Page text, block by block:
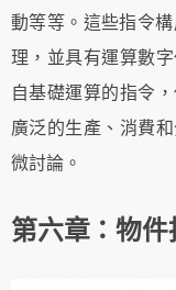
動等等。這些指令
理，並具有運算數
自基礎運算的指令
廣泛的生產、消費
微討論。
第六章：物件